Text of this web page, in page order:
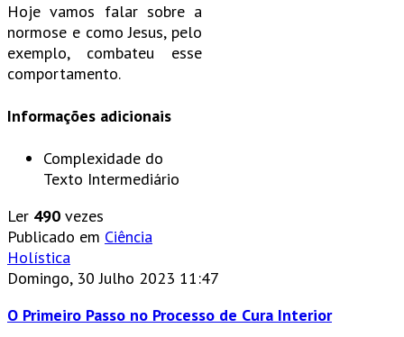
Hoje vamos falar sobre a
normose e como Jesus, pelo
exemplo, combateu esse
comportamento.
Informações adicionais
Complexidade do
Texto Intermediário
Ler 490 vezes
Publicado em Ciência
Holística
Domingo, 30 Julho 2023 11:47
O Primeiro Passo no Processo de Cura Interior